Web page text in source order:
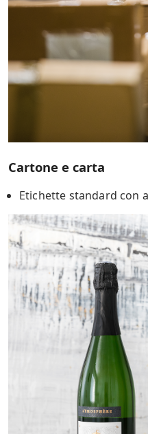
Cartone e carta
Etichette standard con